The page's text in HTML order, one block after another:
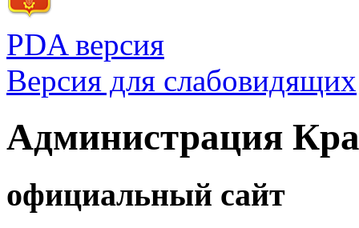
PDA версия
Версия для слабовидящих
Администрация
официальный сайт